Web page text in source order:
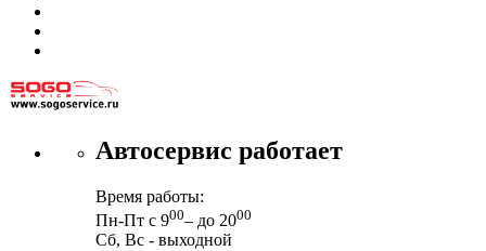
Автосервис работает
Время работы:
Пн-Пт с 900– до 2000
Сб, Вс - выходной